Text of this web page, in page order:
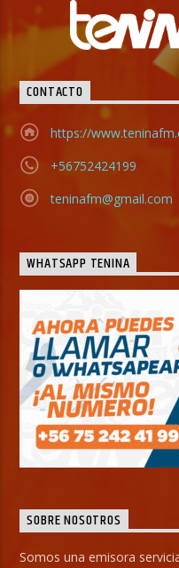
CONTACTO
https://
+56752424199
teninafm@gmail.com
WHATSAPP TENINA
SOBRE NOSOTROS
Somos una emisora